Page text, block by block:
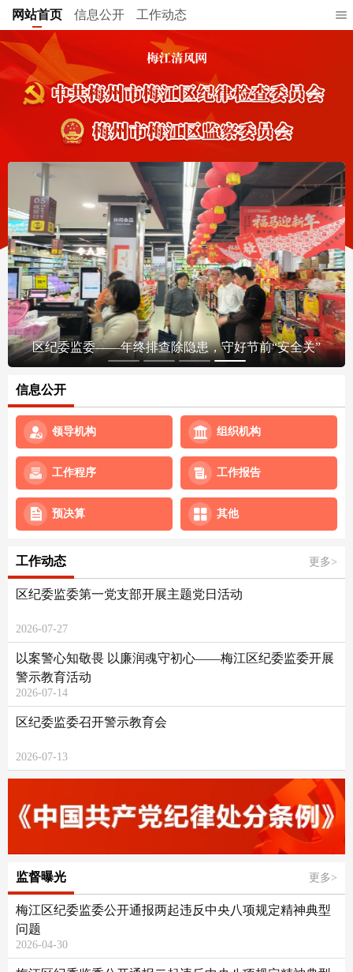
网站首页 信息公开 工作动态
区纪委监委——年终排查除隐患，守好节前“安全关”
信息公开
领导机构 组织机构
工作程序 工作报告
预决算 其他
工作动态 更多>
区纪委监委第一党支部开展主题党日活动
2026-07-27
以案警心知敬畏 以廉润魂守初心——梅江区纪委监委开展
警示教育活动
2026-07-14
区纪委监委召开警示教育会
2026-07-13
监督曝光 更多>
梅江区纪委监委公开通报两起违反中央八项规定精神典型
问题
2026-04-30